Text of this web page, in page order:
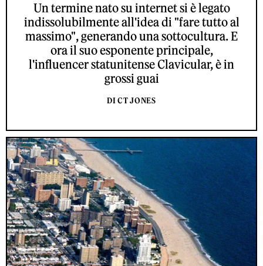
Un termine nato su internet si è legato
indissolubilmente all'idea di "fare tutto al
massimo", generando una sottocultura. E
ora il suo esponente principale,
l'influencer statunitense Clavicular, è in
grossi guai
DI CT JONES